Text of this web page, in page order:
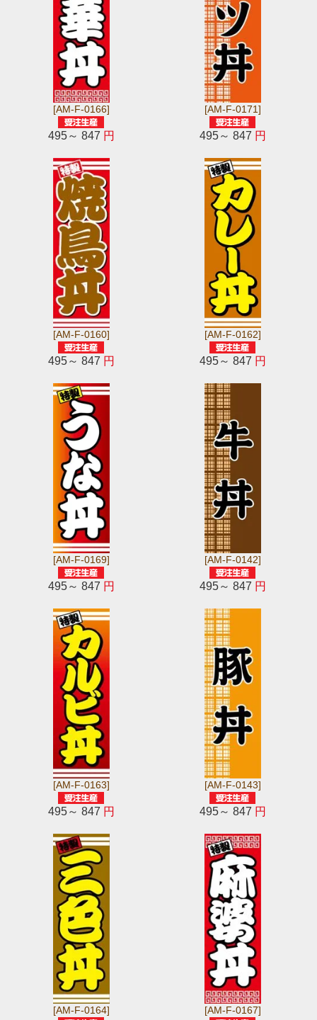
[AM-F-0166]
495～ 847 円
[AM-F-0171]
495～ 847 円
[AM-F-0160]
495～ 847 円
[AM-F-0162]
495～ 847 円
[AM-F-0169]
495～ 847 円
[AM-F-0142]
495～ 847 円
[AM-F-0163]
495～ 847 円
[AM-F-0143]
495～ 847 円
[AM-F-0164] [AM-F-0167]